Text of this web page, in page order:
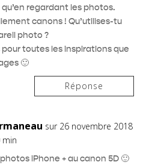
regardant les photos.
canons ! Qu’utilises-tu
photo ?
pour toutes les inspirations que
🙂
Réponse
sur 26 novembre 2018
min
iPhone + au canon 5D 🙂